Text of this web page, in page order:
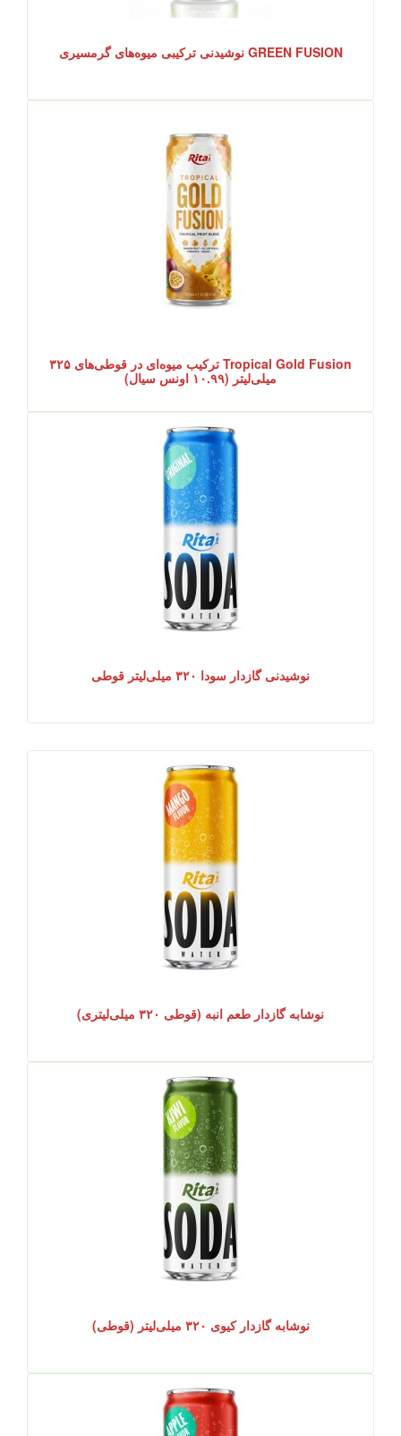
GREEN FUSION نوشیدنی ترکیبی میوه‌های گرمسیری
Tropical Gold Fusion ترکیب میوه‌ای در قوطی‌های ۳۲۵
میلی‌لیتر (۱۰.۹۹ اونس سیال)
نوشیدنی گازدار سودا ۳۲۰ میلی‌لیتر قوطی
نوشابه گازدار طعم انبه (قوطی ۳۲۰ میلی‌لیتری)
نوشابه گازدار کیوی ۳۲۰ میلی‌لیتر (قوطی)